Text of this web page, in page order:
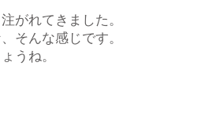
がれてきました。
そんな感じです。
うね。